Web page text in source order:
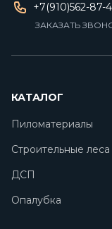
+7(910)562-87-
ЗАКАЗАТЬ
КАТАЛОГ
Пиломатериалы
Строительные леса
ДСП
Опалубка